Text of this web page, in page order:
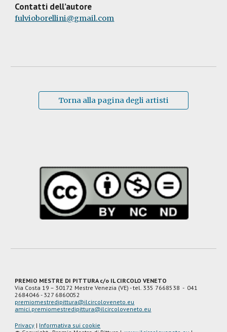
Contatti dell’autore
fulvioborellini@gmail.com
Torna alla pagina degli artisti
PREMIO MESTRE DI PITTURA c/o IL CIRCOLO VENETO
Via Costa 19 – 30172 Mestre Venezia (VE) - tel. 335 7668538 - 041
2684046 - 327 6860052
premiomestredipittura@ilcircoloveneto.eu
amici.premiomestredipittura@ilcircoloveneto.eu
Privacy | Informativa sui cookie